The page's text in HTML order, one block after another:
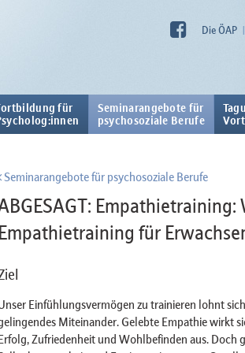
Die ÖAP
für
Seminarangebote für
psychosoziale Berufe
Seminarangebote für psychosoziale Berufe
für
Einfühlungsvermögen zu trainieren lohnt
Miteinander. Gelebte Empathie wirkt
Zufriedenheit und Wohlbefinden aus. Doch